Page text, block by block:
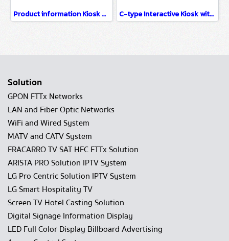
Product information Kiosk with PCAP touch Android system 22" C-type Interactive Kiosk with IR Touch Android system 22"
Solution
GPON FTTx Networks
LAN and Fiber Optic Networks
WiFi and Wired System
MATV and CATV System
FRACARRO TV SAT HFC FTTx Solution
ARISTA PRO Solution IPTV System
LG Pro Centric Solution IPTV System
LG Smart Hospitality TV
Screen TV Hotel Casting Solution
Digital Signage Information Display
LED Full Color Display Billboard Advertising